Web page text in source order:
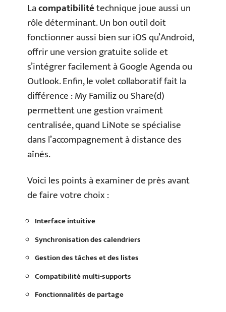
Lacompatibilitétechnique joue aussi un
rôle déterminant. Un bon outil doit
fonctionner aussi bien sur iOS qu’Android,
offrir une version gratuite solide et
s’intégrer facilement à Google Agenda ou
Outlook. Enfin, le volet collaboratif fait la
différence : My Familiz ou Share(d)
permettent une gestion vraiment
centralisée, quand LiNote se spécialise
dans l’accompagnement à distance des
aînés.
Voici les points à examiner de près avant
de faire votre choix :
Interface intuitive
Synchronisation des calendriers
Gestion des tâches et des listes
Compatibilité multi-supports
Fonctionnalités de partage